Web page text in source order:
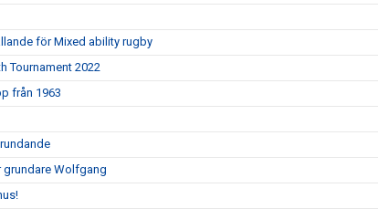
för Mixed ability rugby
Tournament 2022
från 1963
grundare Wolfgang